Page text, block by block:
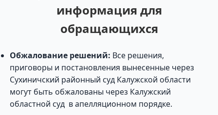
информация для
обращающихся
Обжалование решений: Все решения,
приговоры и постановления вынесенные через
Сухиничский районный суд Калужской области
могут быть обжалованы через Калужский
областной суд в апелляционном порядке.